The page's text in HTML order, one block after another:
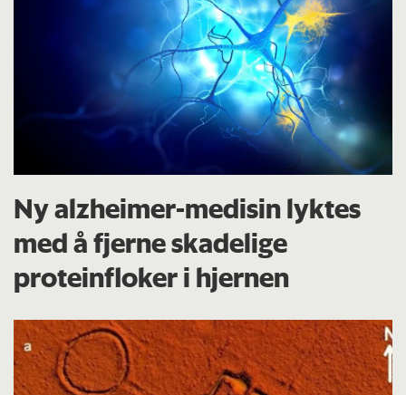
Ny alzheimer-medisin lyktes
med å fjerne skadelige
proteinfloker i hjernen